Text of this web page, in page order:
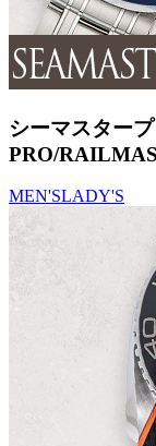
シーマスター
PRO/
MEN'SLADY'S